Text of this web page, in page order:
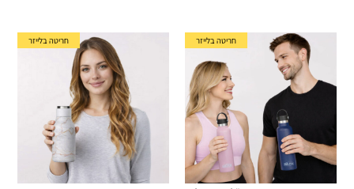
חריטה בלייזר חריטה בלייזר